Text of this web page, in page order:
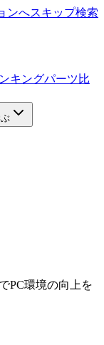
ンへスキップ検索
キングパーツ比
でPC環境の向上を